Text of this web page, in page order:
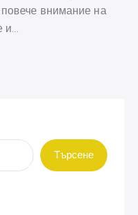
внимание на
Търсене